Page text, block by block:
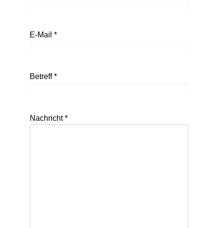
E-Mail *
Betreff*
Nachricht*